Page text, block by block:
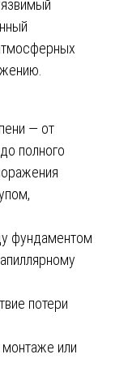
— от
полного
фундаментом
потери
или